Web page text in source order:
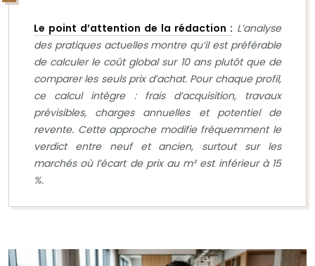
Le point d’attention de la rédaction : L’analyse
des pratiques actuelles montre qu’il est préférable
de calculer le coût global sur 10 ans plutôt que de
comparer les seuls prix d’achat. Pour chaque profil,
ce calcul intègre : frais d’acquisition, travaux
prévisibles, charges annuelles et potentiel de
revente. Cette approche modifie fréquemment le
verdict entre neuf et ancien, surtout sur les
marchés où l’écart de prix au m² est inférieur à 15
%.